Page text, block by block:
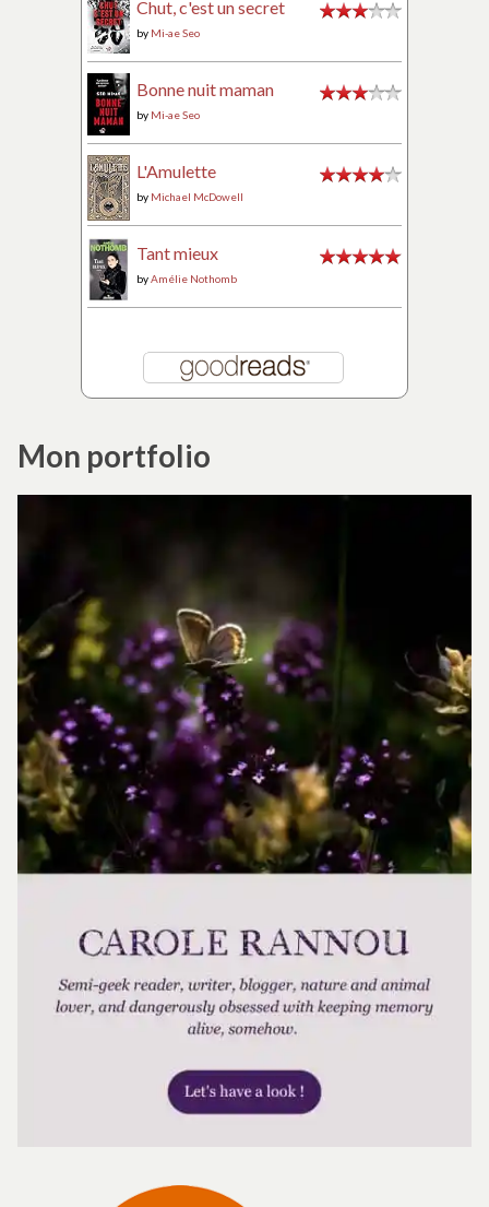
Chut, c'est un secret
by Mi-ae Seo
Bonne nuit maman
by Mi-ae Seo
L'Amulette
by Michael McDowell
Tant mieux
byAmélie Nothomb
Mon portfolio